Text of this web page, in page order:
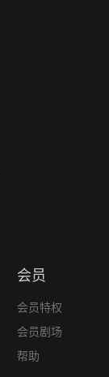
会员
会员特权
会员剧场
帮助